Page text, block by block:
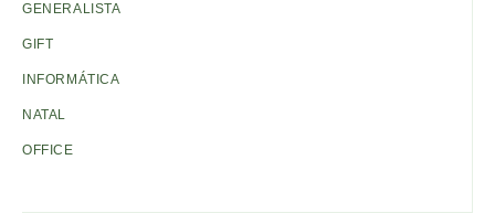
GENERALISTA
GIFT
INFORMÁTICA
NATAL
OFFICE